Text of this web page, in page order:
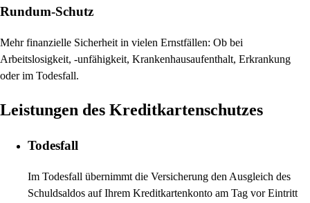
Rundum-Schutz
Mehr finanzielle Sicherheit in vielen Ernstfällen: Ob bei
Arbeitslosigkeit, -unfähigkeit, Krankenhausaufenthalt, Erkrankung
oder im Todesfall.
Leistungen des Kreditkartenschutzes
Todesfall
Im Todesfall übernimmt die Versicherung den Ausgleich des
Schuldsaldos auf Ihrem Kreditkartenkonto am Tag vor Eintritt